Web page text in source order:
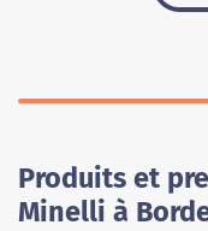
Produits et
Minelli à